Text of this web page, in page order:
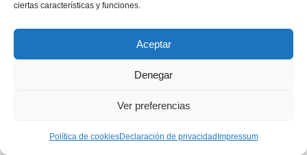
ciertas características y funciones.
Aceptar
Denegar
Ver preferencias
Política de cookiesDeclaración de privacidad Impressum
Diferencias entre los modelos de KitchenAid y
preguntas frecuentes.
¿Cuáles son los diferentes tipos de Servicio a Mesa?
Limpieza de Lavavajillas Industrial: ¿Cómo debo